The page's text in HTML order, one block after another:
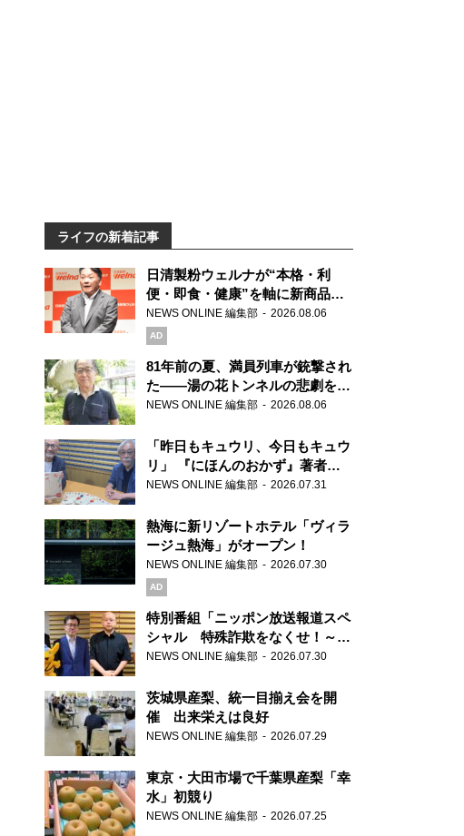
ライフの新着記事
日清製粉ウェルナが“本格・利
便・即食・健康”を軸に新商品を
展開 「マ・マー」「青の洞窟」
ブランドを強化
NEWS ONLINE 編集部 2026.08.06
AD
81年前の夏、満員列車が銃撃され
た――湯の花トンネルの悲劇を語
り継ぐ男性
NEWS ONLINE 編集部 2026.08.06
「昨日もキュウリ、今日もキュウ
リ」 『にほんのおかず』著者が
見つけた家庭料理の知恵
NEWS ONLINE 編集部 2026.07.31
熱海に新リゾートホテル「ヴィラ
ージュ熱海」がオープン！
NEWS ONLINE 編集部 2026.07.30
AD
特別番組「ニッポン放送報道スペ
シャル 特殊詐欺をなくせ！～被
害者・加害者・警視庁が語るトク
NEWS ONLINE 編集部 2026.07.30
茨城県産梨、統一目揃え会を開
催 出来栄えは良好
NEWS ONLINE 編集部 2026.07.29
東京・大田市場で千葉県産梨「幸
水」初競り
NEWS ONLINE 編集部 2026.07.25